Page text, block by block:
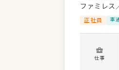
ファミレス
正社員 車
仕事